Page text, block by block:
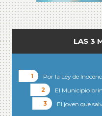
LAS 3
Por la Ley de
El Municipio
El joven que